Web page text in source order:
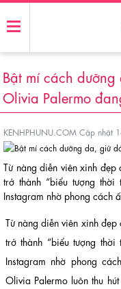
Bật mí cách
Olivia Palermo
KENHPHUNU.COM Cập nhật
Từ nàng diễn viên xinh
trở thành “biểu tượng
Instagram nhờ phong cách
Từ nàng diễn viên xinh
trở thành “biểu tượng
Instagram nhờ phong
Olivia Palermo luôn thu